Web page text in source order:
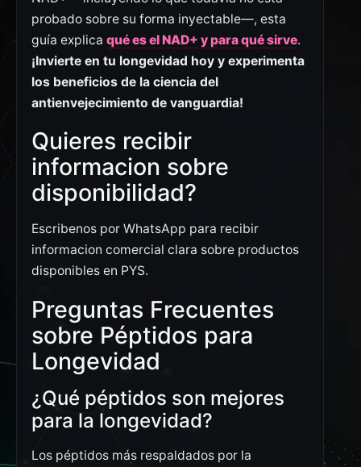
probado sobre su forma inyectable—, esta
guía explica qué es el NAD+ y para qué sirve.
¡Invierte en tu longevidad hoy y experimenta
los beneficios de la ciencia del
antienvejecimiento de vanguardia!
Quieres recibir
informacion sobre
disponibilidad?
Escribenos por WhatsApp para recibir
informacion comercial clara sobre productos
disponibles en PYS.
Preguntas Frecuentes
sobre Péptidos para
Longevidad
¿Qué péptidos son mejores
para la longevidad?
Los péptidos más respaldados por la